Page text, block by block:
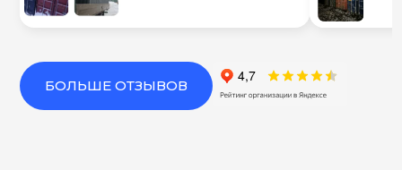
БОЛЬШЕ ОТЗЫВОВ